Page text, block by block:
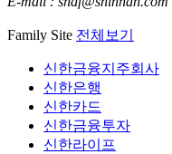
Family Site 전체보기
신한금융지주회사
신한은행
신한카드
신한금융투자
신한라이프